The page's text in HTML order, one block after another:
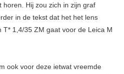
Hij zou zich in zijn graf
in de tekst dat het het lens
T* 1,4/35 ZM gaat voor de Leica M
ook voor deze ietwat vreemde